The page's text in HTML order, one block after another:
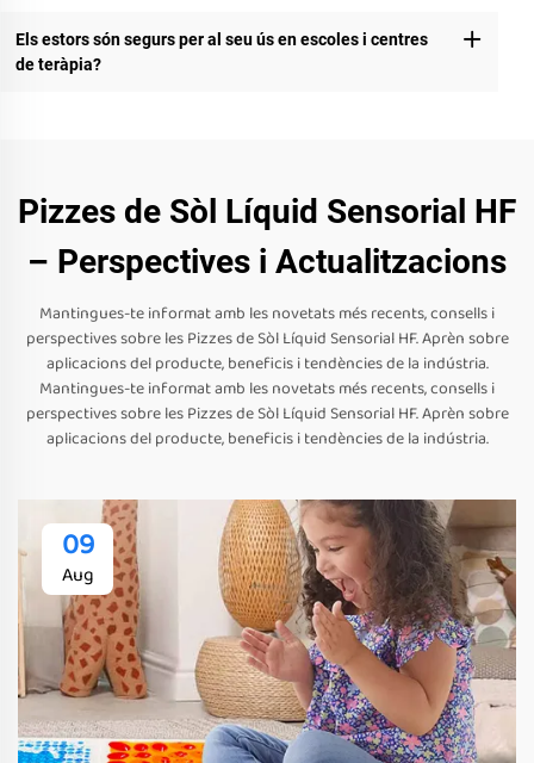
Els estors són segurs per al seu ús en escoles i centres
de teràpia?
Pizzes de Sòl Líquid Sensorial HF
– Perspectives i Actualitzacions
Mantingues-te informat amb les novetats més recents, consells i
perspectives sobre les Pizzes de Sòl Líquid Sensorial HF. Aprèn sobre
aplicacions del producte, beneficis i tendències de la indústria.
Mantingues-te informat amb les novetats més recents, consells i
perspectives sobre les Pizzes de Sòl Líquid Sensorial HF. Aprèn sobre
aplicacions del producte, beneficis i tendències de la indústria.
09
Aug